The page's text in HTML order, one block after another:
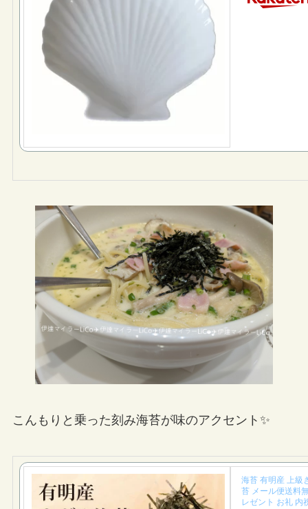
こんもりと乗った刻み海苔が味のアクセント✨
海苔 有明産 上級
苔 メール便送料
レゼント お礼 内